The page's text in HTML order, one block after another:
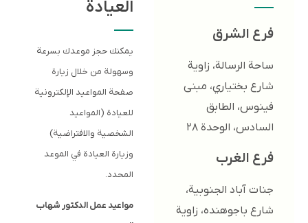
الشرق
الرسالة، زاوية
بختياري، مبنى
الطابق
الوحدة ۲۸
الغرب
آباد الجنوبية،
باجوهنده، زاوية
يمكنك حجز موعدك بسرعة
وسهولة من خلال زيارة
صفحة المواعيد الإلكترونية
للعيادة (المواعيد
الشخصية والافتراضية)
وزيارة العيادة في الموعد
مواعيد عمل الدكتور شهاب